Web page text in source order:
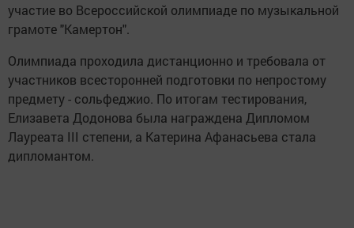
участие во Всероссийской олимпиаде по музыкальной
грамоте "Камертон".
Олимпиада проходила дистанционно и требовала от
участников всесторонней подготовки по непростому
предмету - сольфеджио. По итогам тестирования,
Елизавета Додонова была награждена Дипломом
Лауреата III степени, а Катерина Афанасьева стала
дипломантом.